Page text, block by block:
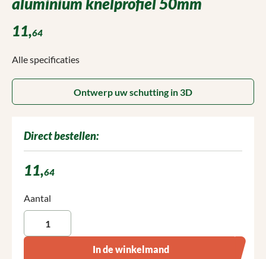
11,64
Alle specificaties
Ontwerp uw schutting in 3D
Direct bestellen:
11,64
Producthoeveelheid: Voer de gewenste hoeveelheid in of
Aantal
In de winkelmand